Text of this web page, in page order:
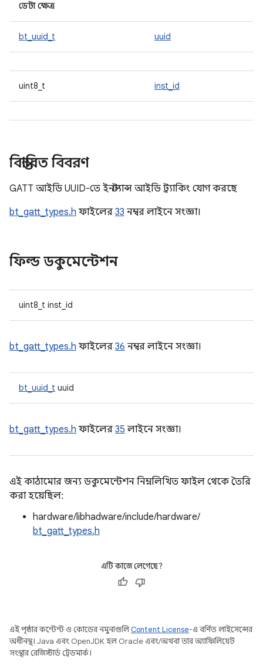
ডেটা ক্ষেত্র
bt_uuid_t uuid
uint8_t inst_id
বিস্তারিত বিবরণ
GATT আইডি UUID-তে ইনস্ট্যান্স আইডি ট্র্যাকিং যোগ করছে
bt_gatt_types.h ফাইলের 33 নম্বর লাইনে সংজ্ঞা।
ফিল্ড ডকুমেন্টেশন
uint8_t inst_id
bt_gatt_types.h ফাইলের 36 নম্বর লাইনে সংজ্ঞা।
bt_uuid_t uuid
bt_gatt_types.h ফাইলের 35 লাইনে সংজ্ঞা।
এই কাঠামোর জন্য ডকুমেন্টেশন নিম্নলিখিত ফাইল থেকে তৈরি
করা হয়েছিল:
hardware/libhadware/include/hardware/
bt_gatt_types.h
এটি কাজে লেগেছে?
এই পৃষ্ঠার কন্টেন্ট ও কোডের নমুনাগুলিContent License-এ বর্ণিত লাইসেন্সের
অধীনস্থ। Java এবং OpenJDK হল Oracle এবং/অথবা তার অ্যাফিলিয়েট
সংস্থার রেজিস্টার্ড ট্রেডমার্ক।